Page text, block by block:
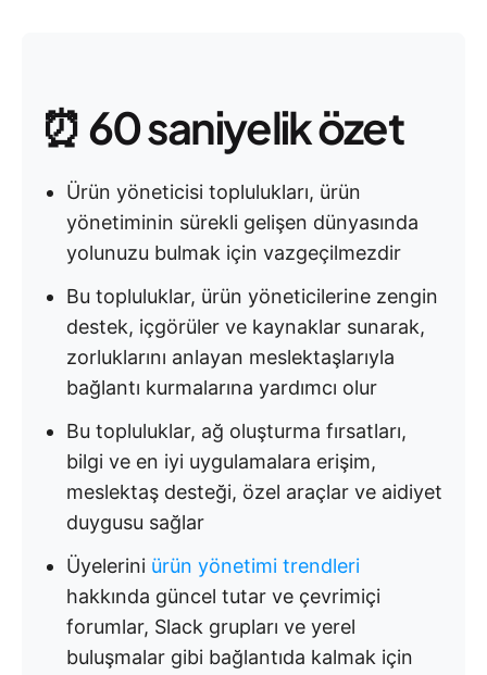
⏰ 60 saniyelik özet
Ürün yöneticisi toplulukları, ürün
yönetiminin sürekli gelişen dünyasında
yolunuzu bulmak için vazgeçilmezdir
Bu topluluklar, ürün yöneticilerine zengin
destek, içgörüler ve kaynaklar sunarak,
zorluklarını anlayan meslektaşlarıyla
bağlantı kurmalarına yardımcı olur
Bu topluluklar, ağ oluşturma fırsatları,
bilgi ve en iyi uygulamalara erişim,
meslektaş desteği, özel araçlar ve aidiyet
duygusu sağlar
Üyelerini ürün yönetimi trendleri
hakkında güncel tutar ve çevrimiçi
forumlar, Slack grupları ve yerel
buluşmalar gibi bağlantıda kalmak için